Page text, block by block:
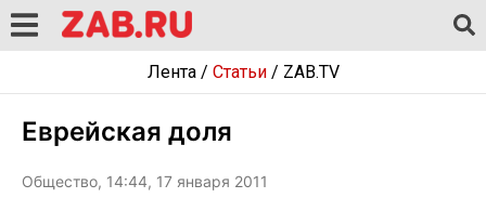
Лента/ Статьи/ ZAB.TV
Еврейская доля
Общество, 14:44, 17 января 2011